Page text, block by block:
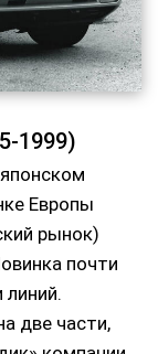
1999)
Европы
рынок)
почти
две части,